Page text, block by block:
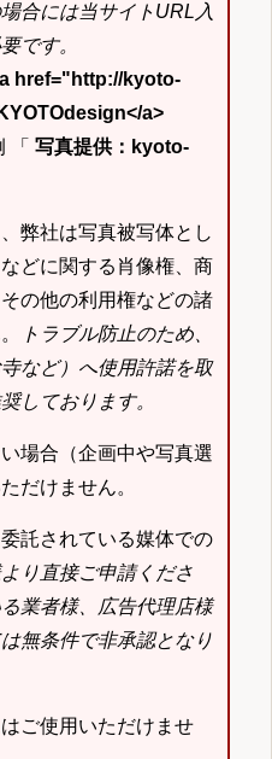
合には当サイトURL入
です。
href="http://kyoto-
a>
「 写真提供：kyoto-
弊社は写真被写体とし
どに関する肖像権、商
の他の利用権などの諸
トラブル防止のため、
など）へ使用許諾を取
しております。
場合（企画中や写真選
だけません。
託されている媒体での
り直接ご申請くださ
業者様、広告代理店様
無条件で非承認となり
ご使用いただけませ